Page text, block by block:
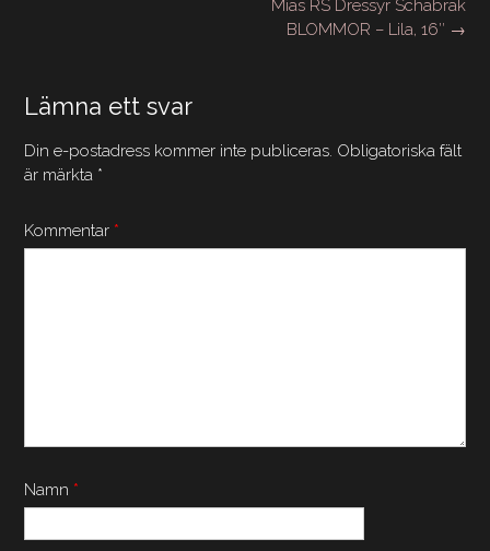
Mias RS Dressyr Schabrak
BLOMMOR – Lila, 16″ →
Lämna ett svar
Din e-postadress kommer inte publiceras. Obligatoriska fält
är märkta *
Kommentar *
Namn *